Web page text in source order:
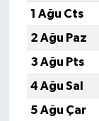
1 Ağu Cts
2 Ağu Paz
3 Ağu Pts
4 Ağu Sal
5 Ağu Çar